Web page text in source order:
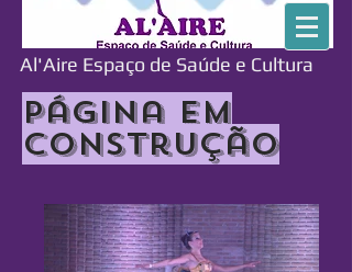
Al'Aire Espaço de Saúde e Cultura
página em
construção